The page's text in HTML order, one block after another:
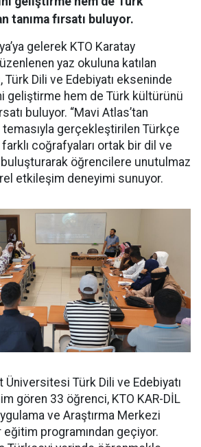
tanıma fırsatı buluyor.
gelerek KTO Karatay
yaz okuluna katılan
Dili ve Edebiyatı ekseninde
geliştirme hem de Türk kültürünü
buluyor. “Mavi Atlas’tan
temasıyla gerçekleştirilen Türkçe
coğrafyaları ortak bir dil ve
buluşturarak öğrencilere unutulmaz
etkileşim deneyimi sunuyor.
Üniversitesi Türk Dili ve Edebiyatı
gören 33 öğrenci, KTO KAR-DİL
ve Araştırma Merkezi
eğitim programından geçiyor.